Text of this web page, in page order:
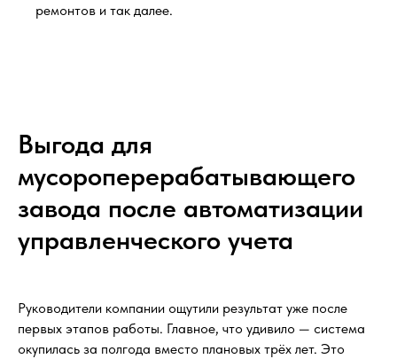
ремонтов и так далее.
Выгода для
мусороперерабатывающего
завода после автоматизации
управленческого учета
Руководители компании ощутили результат уже после
первых этапов работы. Главное, что удивило — система
окупилась за полгода вместо плановых трёх лет. Это